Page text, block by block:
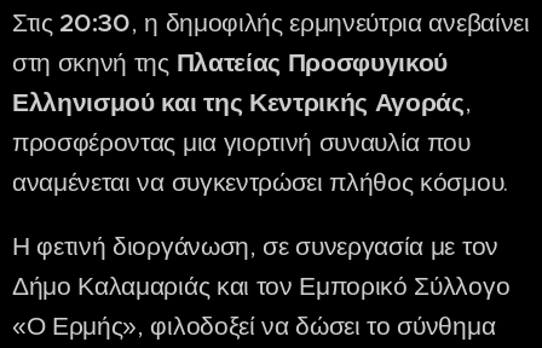
Στις 20:30, η δημοφιλής ερμηνεύτρια ανεβαίνει
στη σκηνή της Πλατείας Προσφυγικού
Ελληνισμού και της Κεντρικής Αγοράς,
προσφέροντας μια γιορτινή συναυλία που
αναμένεται να συγκεντρώσει πλήθος κόσμου.
Η φετινή διοργάνωση, σε συνεργασία με τον
Δήμο Καλαμαριάς και τον Εμπορικό Σύλλογο
«Ο Ερμής», φιλοδοξεί να δώσει το σύνθημα